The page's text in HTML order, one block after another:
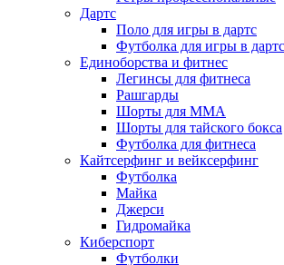
Дартс
Поло для игры в дартс
Футболка для игры в дартс
Единоборства и фитнес
Легинсы для фитнеса
Рашгарды
Шорты для MMA
Шорты для тайского бокса
Футболка для фитнеса
Кайтсерфинг и вейксерфинг
Футболка
Майка
Джерси
Гидромайка
Киберспорт
Футболки